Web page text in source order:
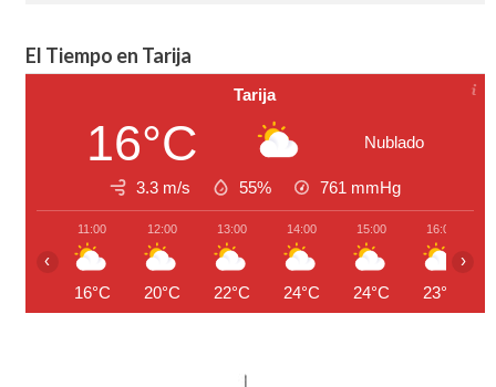
El Tiempo en Tarija
Tarija
16°C Nublado
3.3 m/s 55% 761 mmHg
11:00
16°C
12:00
20°C
13:00
22°C
14:00
24°C
15:00
24°C
16:00
23°C
‹ ›